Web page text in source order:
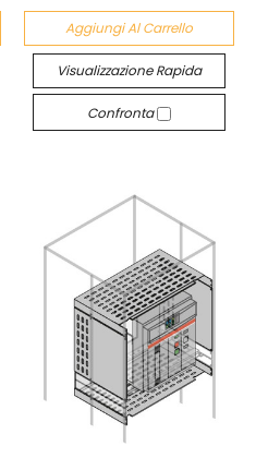
Aggiungi Al Carrello
Visualizzazione Rapida
Confronta